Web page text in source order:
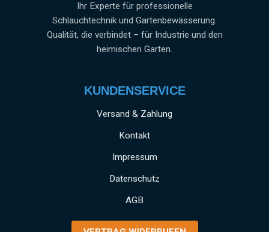
Ihr Experte für professionelle
Schlauchtechnik und Gartenbewässerung.
Qualität, die verbindet – für Industrie und den
heimischen Garten.
KUNDENSERVICE
Versand & Zahlung
Kontakt
Impressum
Datenschutz
AGB